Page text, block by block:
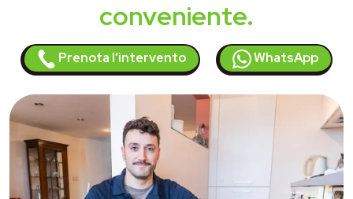
conveniente.
Prenota l'intervento WhatsApp